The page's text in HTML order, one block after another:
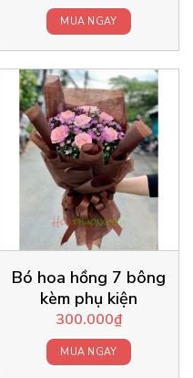
MUA NGAY
Bó hoa hồng 7 bông
kèm phụ kiện
300.000₫
MUA NGAY